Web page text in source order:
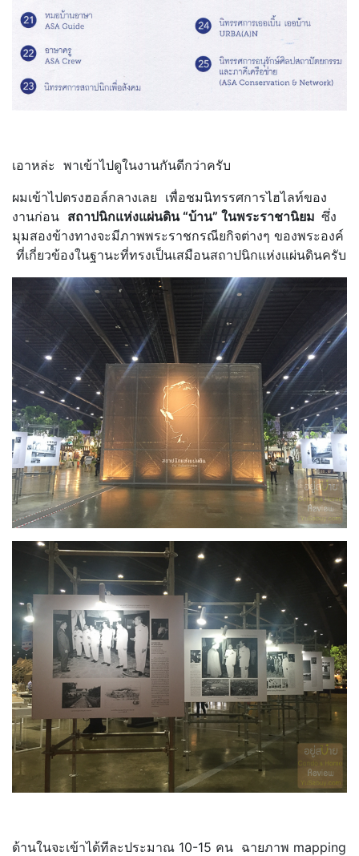
เอาหล่ะ พาเข้าไปดูในงานกันดีกว่าครับ
ผมเข้าไปตรงฮอล์กลางเลย เพื่อชมนิทรรศการไฮไลท์ของ
งานก่อน สถาปนิกแห่งแผ่นดิน “บ้าน” ในพระราชานิยม ซึ่ง
มุมสองข้างทางจะมีภาพพระราชกรณียกิจต่างๆ ของพระองค์
ที่เกี่ยวข้องในฐานะที่ทรงเป็นเสมือนสถาปนิกแห่งแผ่นดินครับ
ด้านในจะเข้าได้ทีละประมาณ 10-15 คน ฉายภาพ mapping